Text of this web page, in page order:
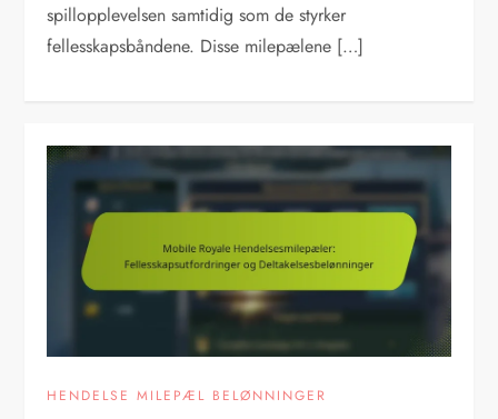
spillopplevelsen samtidig som de styrker
fellesskapsbåndene. Disse milepælene […]
HENDELSE MILEPÆL BELØNNINGER